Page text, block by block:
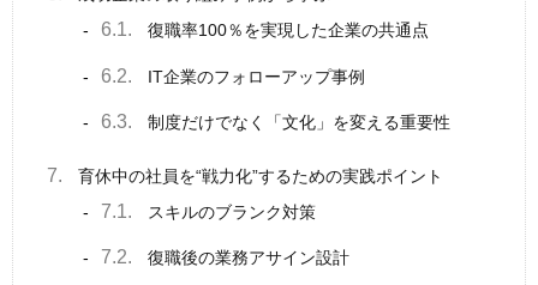
6.1. 復職率100％を実現した企業の共通点
6.2. IT企業のフォローアップ事例
6.3. 制度だけでなく「文化」を変える重要性
7. 育休中の社員を“戦力化”するための実践ポイント
7.1. スキルのブランク対策
7.2. 復職後の業務アサイン設計